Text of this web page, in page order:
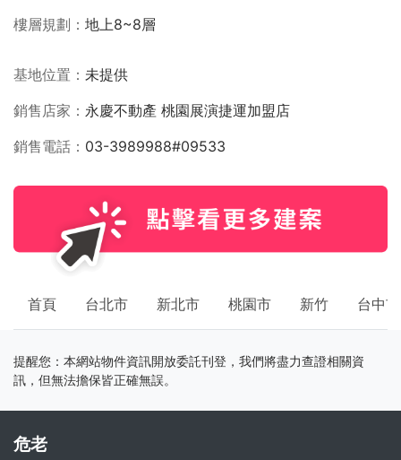
樓層規劃
地上8~8層
基地位置
未提供
銷售店家
永慶不動產 桃園展演捷運加盟店
銷售電話
03-3989988#09533
首頁 台北市 新北市 桃園市 新竹 台中市
提醒您：本網站物件資訊開放委託刊登，我們將盡力查證相關資
訊，但無法擔保皆正確無誤。
危老